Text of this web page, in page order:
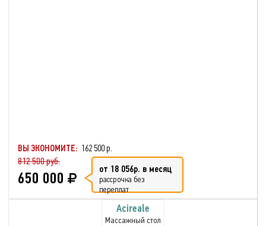
ВЫ ЭКОНОМИТЕ: 162 500 р.
812 500 руб.
650 000 от 18 056р. в месяц
рассрочка без
переплат
Acireale
Массажный стол